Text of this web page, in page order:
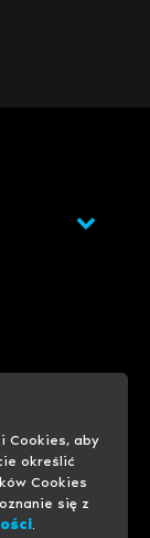
Cookies, aby
określić
Cookies
się z
.